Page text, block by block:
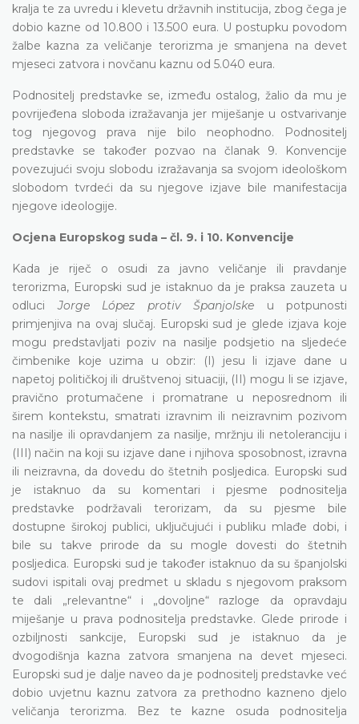
kralja te za uvredu i klevetu državnih institucija, zbog čega je
dobio kazne od 10.800 i 13.500 eura. U postupku povodom
žalbe kazna za veličanje terorizma je smanjena na devet
mjeseci zatvora i novčanu kaznu od 5.040 eura.
Podnositelj predstavke se, između ostalog, žalio da mu je
povrijeđena sloboda izražavanja jer miješanje u ostvarivanje
tog njegovog prava nije bilo neophodno. Podnositelj
predstavke se također pozvao na članak 9. Konvencije
povezujući svoju slobodu izražavanja sa svojom ideološkom
slobodom tvrdeći da su njegove izjave bile manifestacija
njegove ideologije.
Ocjena Europskog suda – čl. 9. i 10. Konvencije
Kada je riječ o osudi za javno veličanje ili pravdanje
terorizma, Europski sud je istaknuo da je praksa zauzeta u
odluciJorge López protiv Španjolske u potpunosti
primjenjiva na ovaj slučaj. Europski sud je glede izjava koje
mogu predstavljati poziv na nasilje podsjetio na sljedeće
čimbenike koje uzima u obzir: (I) jesu li izjave dane u
napetoj političkoj ili društvenoj situaciji, (II) mogu li se izjave,
pravično protumačene i promatrane u neposrednom ili
širem kontekstu, smatrati izravnim ili neizravnim pozivom
na nasilje ili opravdanjem za nasilje, mržnju ili netoleranciju i
(III) način na koji su izjave dane i njihova sposobnost, izravna
ili neizravna, da dovedu do štetnih posljedica. Europski sud
je istaknuo da su komentari i pjesme podnositelja
predstavke podržavali terorizam, da su pjesme bile
dostupne širokoj publici, uključujući i publiku mlađe dobi, i
bile su takve prirode da su mogle dovesti do štetnih
posljedica. Europski sud je također istaknuo da su španjolski
sudovi ispitali ovaj predmet u skladu s njegovom praksom
te dali „relevantne“ i „dovoljne“ razloge da opravdaju
miješanje u prava podnositelja predstavke. Glede prirode i
ozbiljnosti sankcije, Europski sud je istaknuo da je
dvogodišnja kazna zatvora smanjena na devet mjeseci.
Europski sud je dalje naveo da je podnositelj predstavke već
dobio uvjetnu kaznu zatvora za prethodno kazneno djelo
veličanja terorizma. Bez te kazne osuda podnositelja